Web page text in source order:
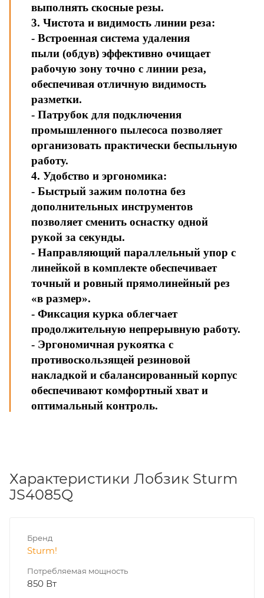
выполнять скосные резы.
3. Чистота и видимость линии реза:
- Встроенная система удаления
пыли (обдув) эффективно очищает
рабочую зону точно с линии реза,
обеспечивая отличную видимость
разметки.
- Патрубок для подключения
промышленного пылесоса позволяет
организовать практически беспыльную
работу.
4. Удобство и эргономика:
- Быстрый зажим полотна без
дополнительных инструментов
позволяет сменить оснастку одной
рукой за секунды.
- Направляющий параллельный упор с
линейкой в комплекте обеспечивает
точный и ровный прямолинейный рез
«в размер».
- Фиксация курка облегчает
продолжительную непрерывную работу.
- Эргономичная рукоятка с
противоскользящей резиновой
накладкой и сбалансированный корпус
обеспечивают комфортный хват и
оптимальный контроль.
Характеристики Лобзик Sturm
JS4085Q
Бренд
Sturm!
Потребляемая мощность
850 Вт